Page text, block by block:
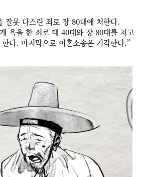
잘못 다스린 죄로 장 80대에 처한다.
욕을 한 죄로 태 40대와 장 80대를 치고
다. 마지막으로 이혼소송은 기각한다.”